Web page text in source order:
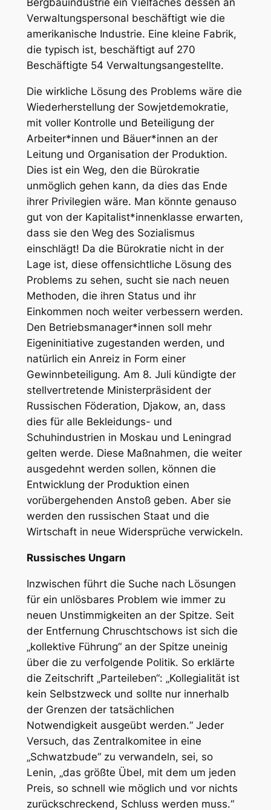
Bergbauindustrie ein Vielfaches dessen an
Verwaltungspersonal beschäftigt wie die
amerikanische Industrie. Eine kleine Fabrik,
die typisch ist, beschäftigt auf 270
Beschäftigte 54 Verwaltungsangestellte.
Die wirkliche Lösung des Problems wäre die
Wiederherstellung der Sowjetdemokratie,
mit voller Kontrolle und Beteiligung der
Arbeiter*innen und Bäuer*innen an der
Leitung und Organisation der Produktion.
Dies ist ein Weg, den die Bürokratie
unmöglich gehen kann, da dies das Ende
ihrer Privilegien wäre. Man könnte genauso
gut von der Kapitalist*innenklasse erwarten,
dass sie den Weg des Sozialismus
einschlägt! Da die Bürokratie nicht in der
Lage ist, diese offensichtliche Lösung des
Problems zu sehen, sucht sie nach neuen
Methoden, die ihren Status und ihr
Einkommen noch weiter verbessern werden.
Den Betriebsmanager*innen soll mehr
Eigeninitiative zugestanden werden, und
natürlich ein Anreiz in Form einer
Gewinnbeteiligung. Am 8. Juli kündigte der
stellvertretende Ministerpräsident der
Russischen Föderation, Djakow, an, dass
dies für alle Bekleidungs- und
Schuhindustrien in Moskau und Leningrad
gelten werde. Diese Maßnahmen, die weiter
ausgedehnt werden sollen, können die
Entwicklung der Produktion einen
vorübergehenden Anstoß geben. Aber sie
werden den russischen Staat und die
Wirtschaft in neue Widersprüche verwickeln.
Russisches Ungarn
Inzwischen führt die Suche nach Lösungen
für ein unlösbares Problem wie immer zu
neuen Unstimmigkeiten an der Spitze. Seit
der Entfernung Chruschtschows ist sich die
„kollektive Führung“ an der Spitze uneinig
über die zu verfolgende Politik. So erklärte
die Zeitschrift „Parteileben“: „Kollegialität ist
kein Selbstzweck und sollte nur innerhalb
der Grenzen der tatsächlichen
Notwendigkeit ausgeübt werden.“ Jeder
Versuch, das Zentralkomitee in eine
„Schwatzbude“ zu verwandeln, sei, so
Lenin, „das größte Übel, mit dem um jeden
Preis, so schnell wie möglich und vor nichts
zurückschreckend, Schluss werden muss.“